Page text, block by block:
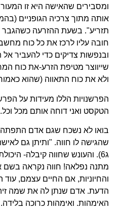
ומסבירים שהאישה היא זו
אותה מתוך צרכיה הגופניים
תזריע". בשעת ההזרעה
חובה עליו לרכז את כל כוח
ובנפשות צדיקים כדי להעביר אל
שייווצר מטיפת הזרע-את כוח
ולא את כוח התאווה (שהוא
הפרשנויות הללו מעידות על
הטקסט ואני דוחה אותם מכל וכל.
בואו לא נשכח שגם אדם
שהגישה לו חווה. "ותיתן גם
ג6). והעונש שחווה קיבלה-
מתנה נפלאה! חווה נקראה בשם
והחיוניות, אם החיים עצמם,
הדעת. אדם שנתן לה את שמה
האימהות. ואימהות כרוכה בלידה.